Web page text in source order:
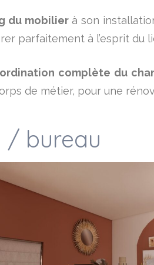
du mobilierà son
parfaitement à l’esprit du
complète du
de métier, pour une
/ bureau